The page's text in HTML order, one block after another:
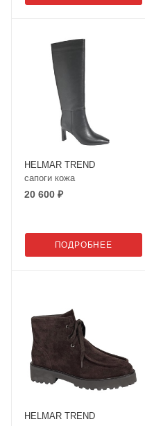
HELMAR TREND
сапоги кожа
20 600 ₽
ПОДРОБНЕЕ
HELMAR TREND